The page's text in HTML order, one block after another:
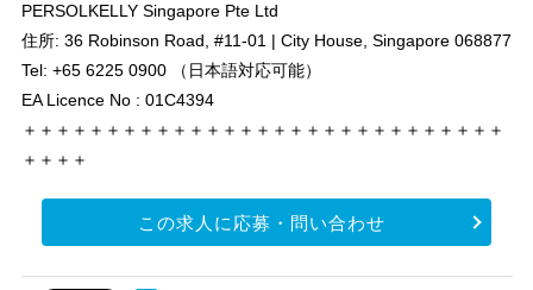
PERSOLKELLY Singapore Pte Ltd
住所: 36 Robinson Road, #11-01 | City House, Singapore 068877
Tel: +65 6225 0900 （日本語対応可能）
EA Licence No : 01C4394
＋＋＋＋＋＋＋＋＋＋＋＋＋＋＋＋＋＋＋＋＋＋＋＋＋＋＋＋＋
＋＋＋＋
この求人に応募・問い合わせ